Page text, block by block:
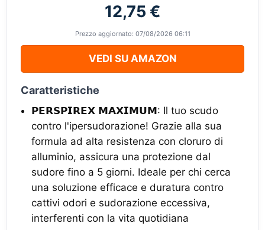
12,75 €
Prezzo aggiornato: 07/08/2026 06:11
VEDI SU AMAZON
Caratteristiche
𝗣𝗘𝗥𝗦𝗣𝗜𝗥𝗘𝗫 𝗠𝗔𝗫𝗜𝗠𝗨𝗠: Il tuo scudo
contro l'ipersudorazione! Grazie alla sua
formula ad alta resistenza con cloruro di
alluminio, assicura una protezione dal
sudore fino a 5 giorni. Ideale per chi cerca
una soluzione efficace e duratura contro
cattivi odori e sudorazione eccessiva,
interferenti con la vita quotidiana